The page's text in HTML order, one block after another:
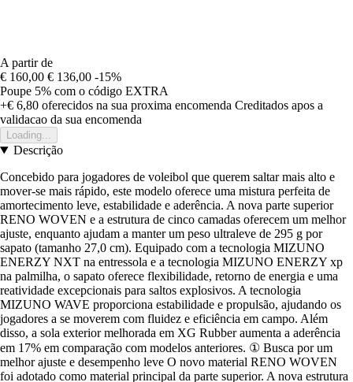
A partir de
€ 160,00 € 136,00 -15%
Poupe 5% com o código EXTRA
+€ 6,80 oferecidos na sua proxima encomenda Creditados apos a
validacao da sua encomenda
Loading...
Descrição
Concebido para jogadores de voleibol que querem saltar mais alto e
mover-se mais rápido, este modelo oferece uma mistura perfeita de
amortecimento leve, estabilidade e aderência. A nova parte superior
RENO WOVEN e a estrutura de cinco camadas oferecem um melhor
ajuste, enquanto ajudam a manter um peso ultraleve de 295 g por
sapato (tamanho 27,0 cm). Equipado com a tecnologia MIZUNO
ENERZY NXT na entressola e a tecnologia MIZUNO ENERZY xp
na palmilha, o sapato oferece flexibilidade, retorno de energia e uma
reatividade excepcionais para saltos explosivos. A tecnologia
MIZUNO WAVE proporciona estabilidade e propulsão, ajudando os
jogadores a se moverem com fluidez e eficiência em campo. Além
disso, a sola exterior melhorada em XG Rubber aumenta a aderência
em 17% em comparação com modelos anteriores. ① Busca por um
melhor ajuste e desempenho leve O novo material RENO WOVEN
foi adotado como material principal da parte superior. A nova estrutura